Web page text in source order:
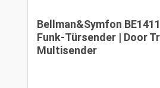
Bellman&Symfon
Funk-Türsender | Door
Multisender